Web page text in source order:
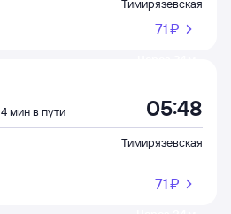
Тимирязевская
71 ⁠₽
4 мин в пути 05:48
Тимирязевская
71 ⁠₽